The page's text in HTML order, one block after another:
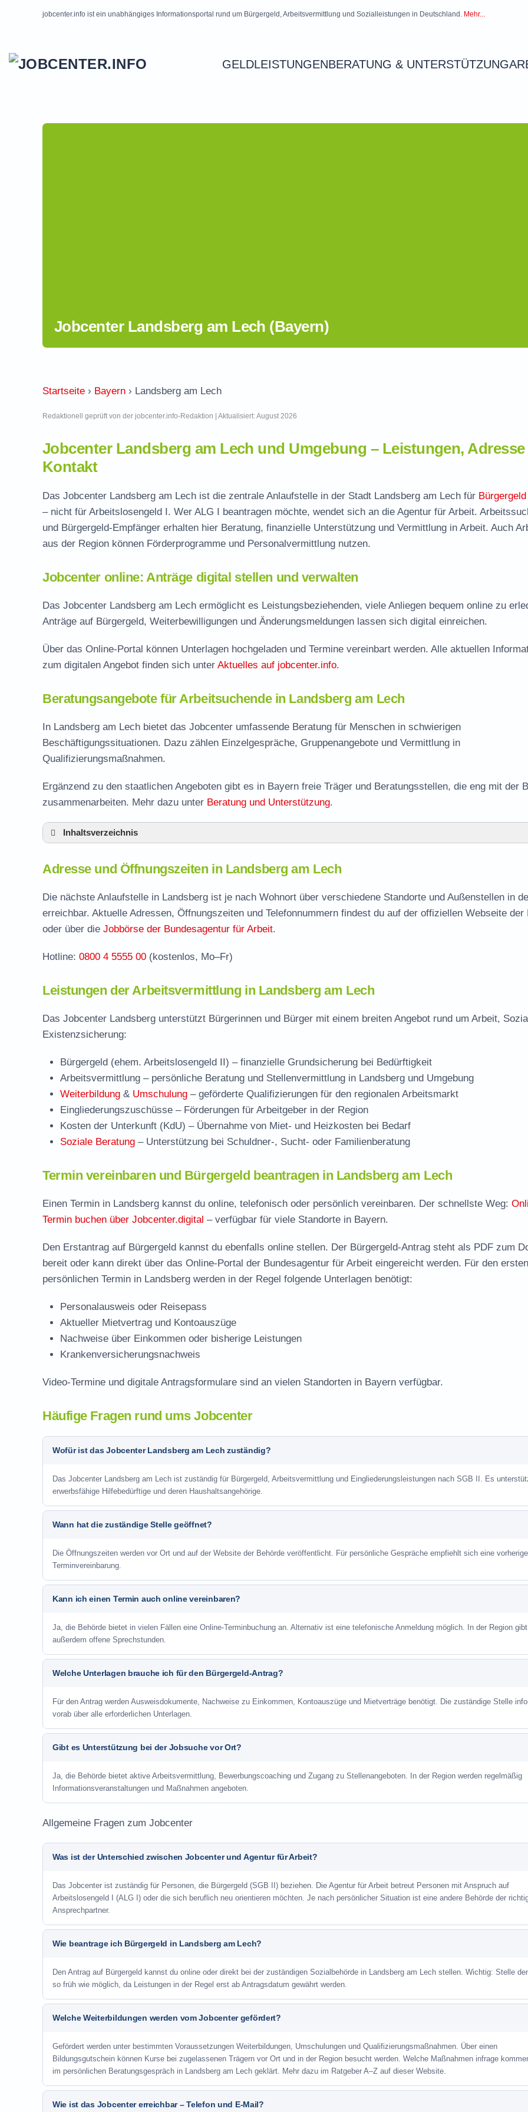
jobcenter.info ist ein unabhängiges Informationsportal rund um Bürgergeld, Arbeitsvermittlung und Sozialleistungen in Deutschland. Mehr...
GELDLEISTUNGENBERATUNG & UNTERSTÜTZUNG
Jobcenter Landsberg am Lech (Bayern)
Startseite › Bayern › Landsberg am Lech
Redaktionell geprüft von der jobcenter.info-Redaktion | Aktualisiert: August 2026
Jobcenter Landsberg am Lech und Umgebung – Leistungen,
Kontakt
Das Jobcenter Landsberg am Lech ist die zentrale Anlaufstelle in der Stadt Landsberg am Lech für
– nicht für Arbeitslosengeld I. Wer ALG I beantragen möchte, wendet sich an die Agentur für Arbeit.
und Bürgergeld-Empfänger erhalten hier Beratung, finanzielle Unterstützung und Vermittlung in Arbeit. Auch
aus der Region können Förderprogramme und Personalvermittlung nutzen.
Jobcenter online: Anträge digital stellen und verwalten
Das Jobcenter Landsberg am Lech ermöglicht es Leistungsbeziehenden, viele Anliegen bequem online zu
Anträge auf Bürgergeld, Weiterbewilligungen und Änderungsmeldungen lassen sich digital einreichen.
Über das Online-Portal können Unterlagen hochgeladen und Termine vereinbart werden. Alle aktuellen
zum digitalen Angebot finden sich unter Aktuelles auf jobcenter.info.
Beratungsangebote für Arbeitsuchende in Landsberg am Lech
In Landsberg am Lech bietet das Jobcenter umfassende Beratung für Menschen in schwierigen
Beschäftigungssituationen. Dazu zählen Einzelgespräche, Gruppenangebote und Vermittlung in
Qualifizierungsmaßnahmen.
Ergänzend zu den staatlichen Angeboten gibt es in Bayern freie Träger und Beratungsstellen, die eng mit der
zusammenarbeiten. Mehr dazu unter Beratung und Unterstützung.
Inhaltsverzeichnis
Leistungen der Arbeitsvermittlung in Landsberg
Termin vereinbaren und Bürgergeld beantragen
Stellenangebote und Jobbörse in Landsberg
Häufige Fragen rund ums Jobcenter
Adresse und Öffnungszeiten in Landsberg am Lech
Die nächste Anlaufstelle in Landsberg ist je nach Wohnort über verschiedene Standorte und Außenstellen in
erreichbar. Aktuelle Adressen, Öffnungszeiten und Telefonnummern findest du auf der offiziellen Webseite der
oder über die Jobbörse der Bundesagentur für Arbeit.
Hotline: 0800 4 5555 00 (kostenlos, Mo–Fr)
Leistungen der Arbeitsvermittlung in Landsberg am Lech
Das Jobcenter Landsberg unterstützt Bürgerinnen und Bürger mit einem breiten Angebot rund um Arbeit,
Existenzsicherung:
Bürgergeld (ehem. Arbeitslosengeld II) – finanzielle Grundsicherung bei Bedürftigkeit
Arbeitsvermittlung – persönliche Beratung und Stellenvermittlung in Landsberg und Umgebung
Weiterbildung & Umschulung – geförderte Qualifizierungen für den regionalen Arbeitsmarkt
Eingliederungszuschüsse – Förderungen für Arbeitgeber in der Region
Kosten der Unterkunft (KdU) – Übernahme von Miet- und Heizkosten bei Bedarf
Soziale Beratung – Unterstützung bei Schuldner-, Sucht- oder Familienberatung
Termin vereinbaren und Bürgergeld beantragen in Landsberg am Lech
Einen Termin in Landsberg kannst du online, telefonisch oder persönlich vereinbaren. Der schnellste Weg:
Termin buchen über Jobcenter.digital – verfügbar für viele Standorte in Bayern.
Den Erstantrag auf Bürgergeld kannst du ebenfalls online stellen. Der Bürgergeld-Antrag steht als PDF zum
bereit oder kann direkt über das Online-Portal der Bundesagentur für Arbeit eingereicht werden. Für den ersten
persönlichen Termin in Landsberg werden in der Regel folgende Unterlagen benötigt:
Personalausweis oder Reisepass
Aktueller Mietvertrag und Kontoauszüge
Nachweise über Einkommen oder bisherige Leistungen
Krankenversicherungsnachweis
Video-Termine und digitale Antragsformulare sind an vielen Standorten in Bayern verfügbar.
Häufige Fragen rund ums Jobcenter
Wofür ist das Jobcenter Landsberg am Lech zuständig?
Das Jobcenter Landsberg am Lech ist zuständig für Bürgergeld, Arbeitsvermittlung und Eingliederungsleistungen nach SGB II. Es
erwerbsfähige Hilfebedürftige und deren Haushaltsangehörige.
Wann hat die zuständige Stelle geöffnet?
Die Öffnungszeiten werden vor Ort und auf der Website der Behörde veröffentlicht. Für persönliche Gespräche empfiehlt sich eine vorherige
Terminvereinbarung.
Kann ich einen Termin auch online vereinbaren?
Ja, die Behörde bietet in vielen Fällen eine Online-Terminbuchung an. Alternativ ist eine telefonische Anmeldung möglich. In der Region
außerdem offene Sprechstunden.
Welche Unterlagen brauche ich für den Bürgergeld-Antrag?
Für den Antrag werden Ausweisdokumente, Nachweise zu Einkommen, Kontoauszüge und Mietverträge benötigt. Die zuständige Stelle
vorab über alle erforderlichen Unterlagen.
Gibt es Unterstützung bei der Jobsuche vor Ort?
Ja, die Behörde bietet aktive Arbeitsvermittlung, Bewerbungscoaching und Zugang zu Stellenangeboten. In der Region werden regelmäßig
Informationsveranstaltungen und Maßnahmen angeboten.
Allgemeine Fragen zum Jobcenter
Was ist der Unterschied zwischen Jobcenter und Agentur für Arbeit?
Das Jobcenter ist zuständig für Personen, die Bürgergeld (SGB II) beziehen. Die Agentur für Arbeit betreut Personen mit Anspruch auf
Arbeitslosengeld I (ALG I) oder die sich beruflich neu orientieren möchten. Je nach persönlicher Situation ist eine andere Behörde der
Ansprechpartner.
Wie beantrage ich Bürgergeld in Landsberg am Lech?
Den Antrag auf Bürgergeld kannst du online oder direkt bei der zuständigen Sozialbehörde in Landsberg am Lech stellen. Wichtig: Stelle
so früh wie möglich, da Leistungen in der Regel erst ab Antragsdatum gewährt werden.
Welche Weiterbildungen werden vom Jobcenter gefördert?
Gefördert werden unter bestimmten Voraussetzungen Weiterbildungen, Umschulungen und Qualifizierungsmaßnahmen. Über einen
Bildungsgutschein können Kurse bei zugelassenen Trägern vor Ort und in der Region besucht werden. Welche Maßnahmen infrage
im persönlichen Beratungsgespräch in Landsberg am Lech geklärt. Mehr dazu im Ratgeber A–Z auf dieser Website.
Wie ist das Jobcenter erreichbar – Telefon und E-Mail?